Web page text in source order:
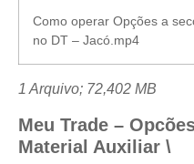
Como operar Opções a
no DT – Jacó.mp4
1 Arquivo; 72,402 MB
Meu Trade –
Material Auxiliar \